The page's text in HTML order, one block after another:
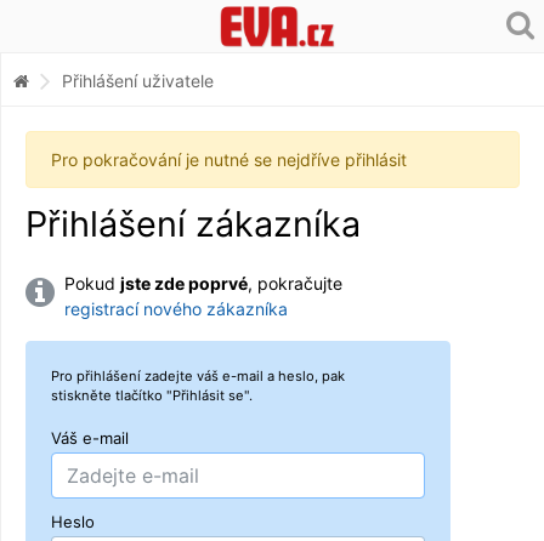
Přihlášení uživatele
Pro pokračování je nutné se nejdříve přihlásit
Přihlášení zákazníka
Pokud jste zde poprvé, pokračujte
registrací nového zákazníka
Pro přihlášení zadejte váš e-mail a heslo, pak
stiskněte tlačítko "Přihlásit se".
Váš e-mail
Heslo